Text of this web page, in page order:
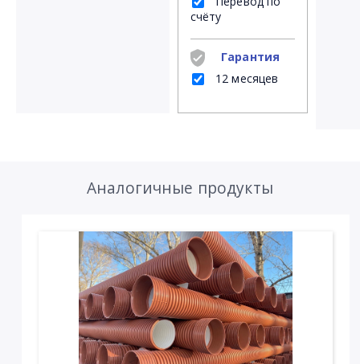
счёту
Гарантия
12 месяцев
Аналогичные продукты